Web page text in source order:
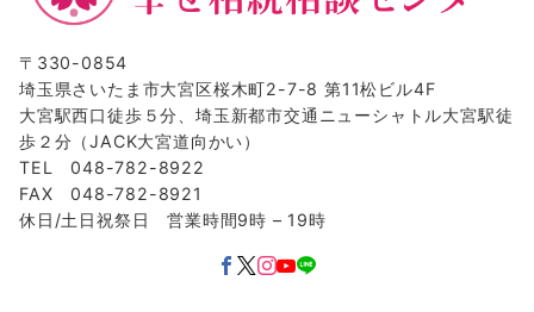
〒330-0854
埼玉県さいたま市大宮区桜木町2-7-8 第11松ビル4F
大宮駅西口徒歩５分、埼玉新都市交通ニューシャトル大宮駅徒
歩２分（JACK大宮道向かい）
TEL 048-782-8922
FAX 048-782-8921
休日/土日祝祭日 営業時間9時 – 19時